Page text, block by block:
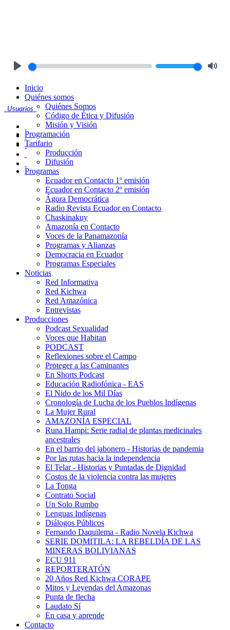
Usuarios
Inicio
Quiénes somos
Quiénes Somos
Código de Ética y Difusión
Misión y Visión
Programación
Tarifario
Producción
Difusión
Programas
Ecuador en Contacto 1º emisión
Ecuador en Contacto 2º emisión
Ágora Democrática
Radio Revista Ecuador en Contacto
Chaskinakuy
Amazonía en Contacto
Voces de la Panamazonía
Programas y Alianzas
Democracia en Ecuador
Programas Especiales
Noticias
Red Informativa
Red Kichwa
Red Amazónica
Entrevistas
Producciones
Podcast Sexualidad
Voces que Habitan
PODCAST
Reflexiones sobre el Campo
Proteger a las Caminantes
En Shorts Podcast
Educación Radiofónica - EAS
El Nido de los Mil Días
Cronología de Lucha de los Pueblos Indígenas
La Mujer Rural
AMAZONÍA ESPECIAL
Runa Hampi: Serie radial de plantas medicinales
ancestrales
En el barrio del jabonero - Historias de pandemia
Por las rutas hacia la independencia
El Telar - Historias y Puntadas de Dignidad
Costos de la violencia contra las mujeres
La Tonga
Contrato Social
Un Solo Rumbo
Lenguas Indígenas
Diálogos Públicos
Fernando Daquilema - Radio Novela Kichwa
SERIE DOMITILA: LA REBELDÍA DE LAS
MINERAS BOLIVIANAS
ECU 911
REPORTERATÓN
20 Años Red Kichwa CORAPE
Mitos y Leyendas del Amazonas
Punta de flecha
Laudato Sí
En casa y aprende
Contacto